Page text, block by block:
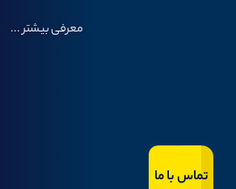
معرفی بیشتر...
تماس با ما